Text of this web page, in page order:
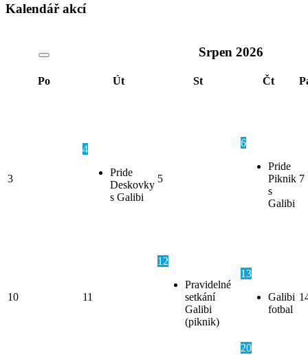
Kalendář akcí
Srpen 2026
Po Út St Čt
3
4
Pride
Deskovky
s Galibi
5
6
Pride
Piknik
s
Galibi
7
10 11
12
Pravidelné
setkání
Galibi
(piknik)
13
Galibi
fotbal
20